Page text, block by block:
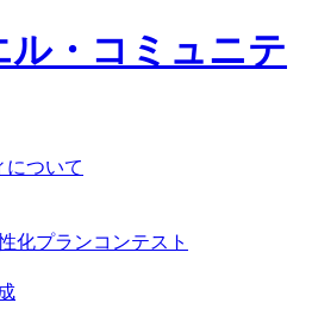
について
化プランコンテスト